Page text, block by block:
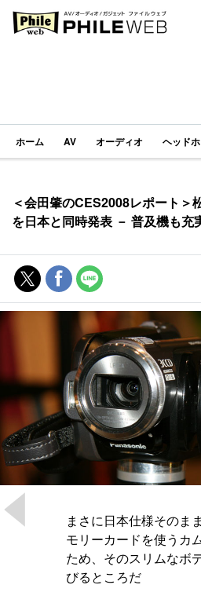
PHILE WEB｜AV/オーディオ/ガ
ホーム AV オーディオ ヘッド
＜会田肇のCES2008レポート＞
を日本と同時発表 － 普及機も充
まさに日本仕様そのま
モリーカードを使うカ
ため、そのスリムなボ
びるところだ